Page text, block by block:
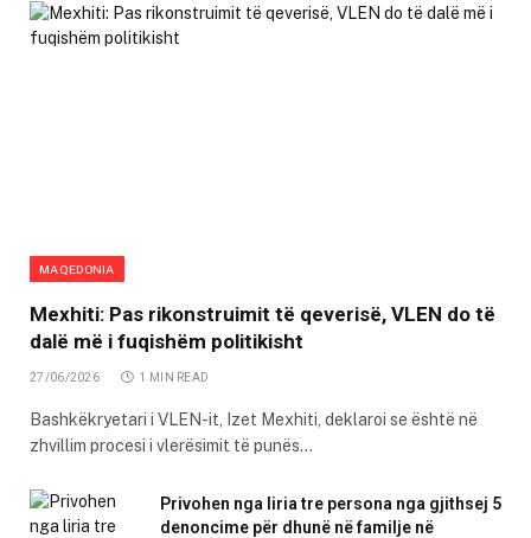
MAQEDONIA
Mexhiti: Pas rikonstruimit të qeverisë, VLEN do të
dalë më i fuqishëm politikisht
27/06/2026 1 MIN READ
Bashkëkryetari i VLEN-it, Izet Mexhiti, deklaroi se është në
zhvillim procesi i vlerësimit të punës…
Privohen nga liria tre persona nga gjithsej 5
denoncime për dhunë në familje në